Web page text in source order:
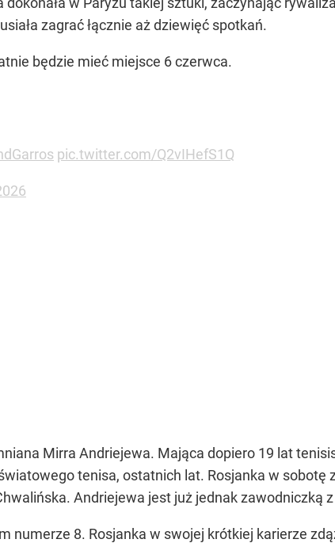
zagrać łącznie aż dziewięć spotkań.
będzie mieć miejsce 6 czerwca.
pic.twitter.com/Q2vIHefS1Q
Mirra Andriejewa. Mająca dopiero 19 lat
tenisa, ostatnich lat. Rosjanka w sobotę
Andriejewa jest już jednak zawodniczką z
numerze 8. Rosjanka w swojej krótkiej karierze